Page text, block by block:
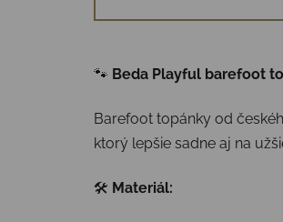
🐾 Beda Playful barefoot
Barefoot topánky od
ktorý lepšie sadne aj na
🛠 Materiál: